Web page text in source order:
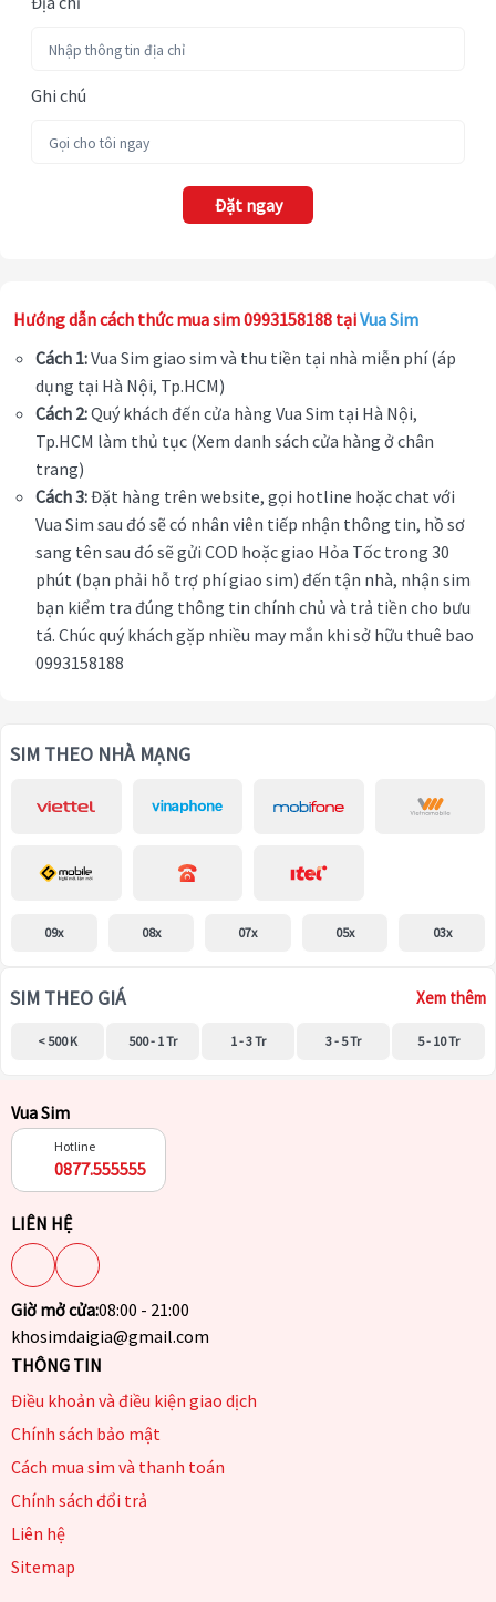
Ghi chú
Đặt ngay
Hướng dẫn cách thức mua sim 0993158188 tạiVua Sim
Cách 1:Vua Sim giao sim và thu tiền tại nhà miễn phí (áp
dụng tại Hà Nội, Tp.HCM)
Cách 2:Quý khách đến cửa hàng Vua Sim tại Hà Nội,
Tp.HCM làm thủ tục (Xem danh sách cửa hàng ở chân
trang)
Cách 3:Đặt hàng trên website, gọi hotline hoặc chat với
Vua Sim sau đó sẽ có nhân viên tiếp nhận thông tin, hồ sơ
sang tên sau đó sẽ gửi COD hoặc giao Hỏa Tốc trong 30
phút (bạn phải hỗ trợ phí giao sim) đến tận nhà, nhận sim
bạn kiểm tra đúng thông tin chính chủ và trả tiền cho bưu
tá. Chúc quý khách gặp nhiều may mắn khi sở hữu thuê bao
0993158188
SIM THEO NHÀ MẠNG
09x 08x 07x 05x 03x
SIM THEO GIÁ Xem thêm
< 500 K 500 - 1 Tr 1 - 3 Tr 3 - 5 Tr 5 - 10 Tr
Vua Sim
Hotline
0877.555555
LIÊN HỆ
Giờ mở cửa:08:00 - 21:00
khosimdaigia@gmail.com
THÔNG TIN
Điều khoản và điều kiện giao dịch
Chính sách bảo mật
Cách mua sim và thanh toán
Chính sách đổi trả
Liên hệ
Sitemap